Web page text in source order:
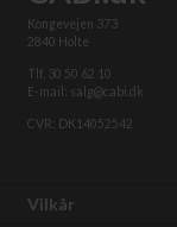
Kongevejen 373
2840 Holte
Tlf. 30 50 62 10
E-mail: salg@cabi.dk
CVR: DK14052542
Vilkår